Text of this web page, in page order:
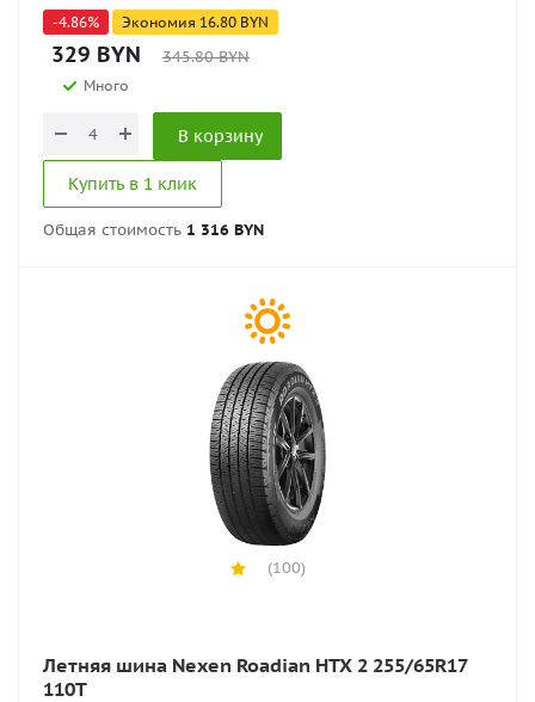
-4.86% Экономия 16.80 BYN
329 BYN 345.80BYN
Много
В корзину
Купить в 1 клик
Общая стоимость 1 316 BYN
(100)
Летняя шина Nexen Roadian HTX 2 255/65R17
110T